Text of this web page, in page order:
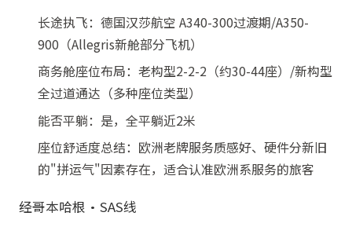
长途执飞：德国汉莎航空 A340-300过渡期/A350-
900（Allegris新舱部分飞机）
商务舱座位布局：老构型2-2-2（约30-44座）/新构型
全过道通达（多种座位类型）
能否平躺：是，全平躺近2米
座位舒适度总结：欧洲老牌服务质感好、硬件分新旧
的"拼运气"因素存在，适合认准欧洲系服务的旅客
经哥本哈根·SAS线